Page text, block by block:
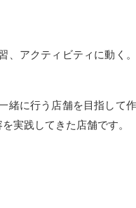
、アクティビティに動く
に行う店舗を目指して作
実践してきた店舗です。